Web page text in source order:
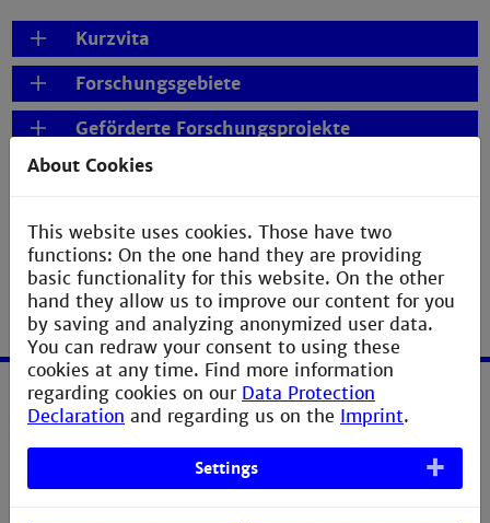
Kurzvita
Forschungsgebiete
Geförderte Forschungsprojekte
Publikationen
Service
About Cookies
This website uses cookies. Those have two
functions: On the one hand they are providing
basic functionality for this website. On the other
hand they allow us to improve our content for you
by saving and analyzing anonymized user data.
You can redraw your consent to using these
cookies at any time. Find more information
regarding cookies on our Data Protection
Declaration and regarding us on the Imprint.
Settings